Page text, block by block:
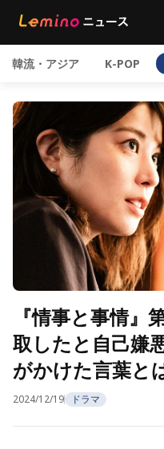
韓流・アジア K-POP
『情事と事情』
取したと自己嫌
がかけた言葉と
2024/12/19 ドラマ